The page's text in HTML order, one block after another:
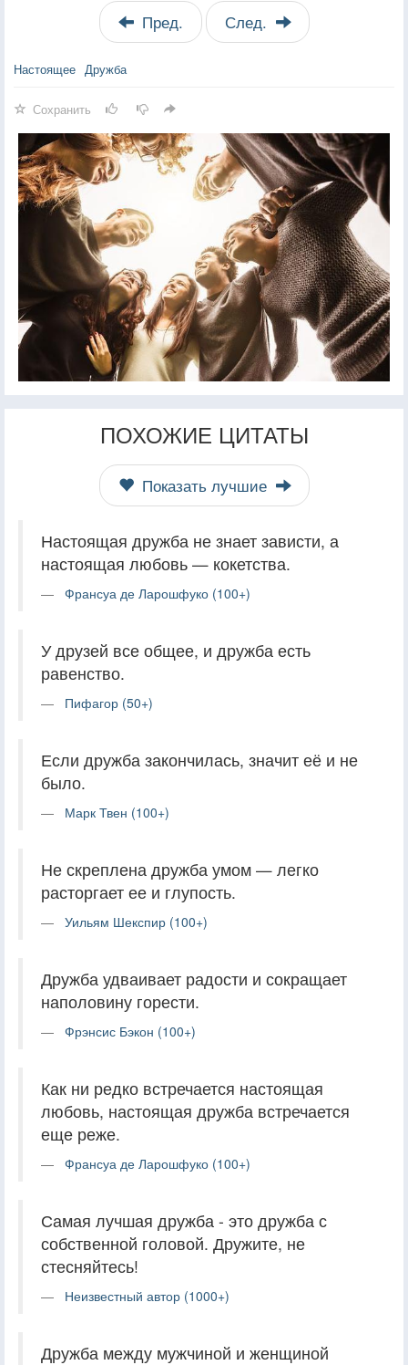
Пред. След.
Настоящее Дружба
Сохранить
ПОХОЖИЕ ЦИТАТЫ
Показать лучшие
Настоящая дружба не знает зависти, а
настоящая любовь — кокетства.
Франсуа де Ларошфуко (100+)
У друзей все общее, и дружба есть
равенство.
Пифагор (50+)
Если дружба закончилась, значит её и не
было.
Марк Твен (100+)
Не скреплена дружба умом — легко
расторгает ее и глупость.
Уильям Шекспир (100+)
Дружба удваивает радости и сокращает
наполовину горести.
Фрэнсис Бэкон (100+)
Как ни редко встречается настоящая
любовь, настоящая дружба встречается
еще реже.
Франсуа де Ларошфуко (100+)
Самая лучшая дружба - это дружба с
собственной головой. Дружите, не
стесняйтесь!
Неизвестный автор (1000+)
Дружба между мужчиной и женщиной